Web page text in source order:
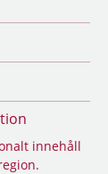
innehåll